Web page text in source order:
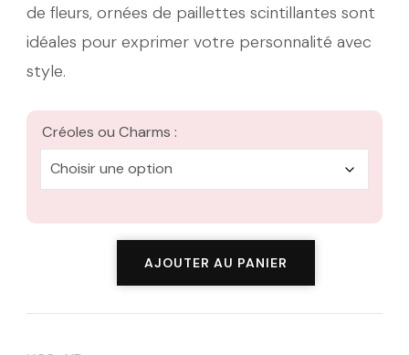
23,00 €
de fleurs, ornées de paillettes scintillantes sont
idéales pour exprimer votre personnalité avec
style.
Créoles ou Charms :
AJOUTER AU PANIER